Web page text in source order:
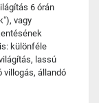
6 órán
vagy
különféle
lassú
villogás, állandó